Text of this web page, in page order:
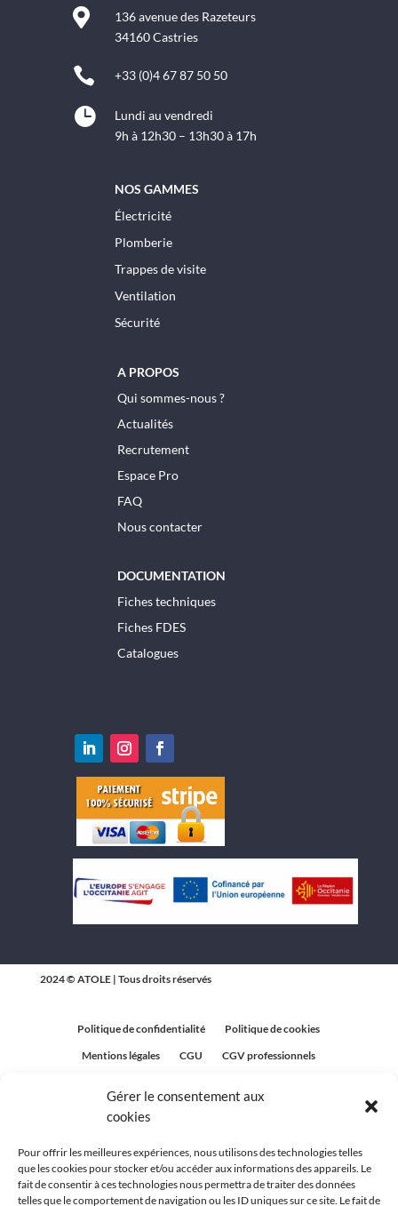
Gérer le consentement aux
cookies
Pour offrir les meilleures expériences, nous utilisons des technologies telles
que les cookies pour stocker et/ou accéder aux informations des appareils. Le
fait de consentir à ces technologies nous permettra de traiter des données
telles que le comportement de navigation ou les ID uniques sur ce site. Le fait de

136 avenue des Razeteurs
34160 Castries
 +33 (0)4 67 87 50 50

Lundi au vendredi
9h à 12h30 – 13h30 à 17h
NOS GAMMES
Électricité
Plomberie
Trappes de visite
Ventilation
Sécurité
A PROPOS
Qui sommes-nous ?
Actualités
Recrutement
Espace Pro
FAQ
Nous contacter
DOCUMENTATION
Fiches techniques
Fiches FDES
Catalogues
2024 © ATOLE | Tous droits réservés
Politique de confidentialité
Politique de cookies
Mentions légales
CGU
CGV professionnels